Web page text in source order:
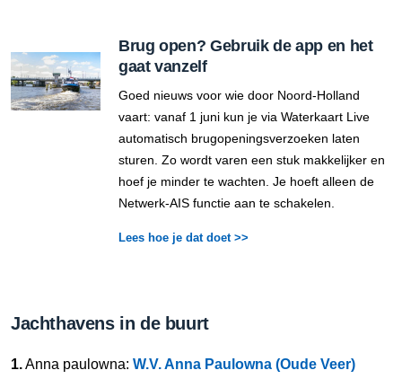
Brug open? Gebruik de app en het
gaat vanzelf
Goed nieuws voor wie door Noord-Holland
vaart: vanaf 1 juni kun je via Waterkaart Live
automatisch brugopeningsverzoeken laten
sturen. Zo wordt varen een stuk makkelijker en
hoef je minder te wachten. Je hoeft alleen de
Netwerk-AIS functie aan te schakelen.
Lees hoe je dat doet >>
Jachthavens in de buurt
1.Anna paulowna: W.V. Anna Paulowna (Oude Veer)